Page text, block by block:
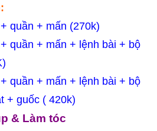
quần + mấn (270k)
quần + mấn + lệnh bài + bộ
quần + mấn + lệnh bài + bộ
+ guốc ( 420k)
& Làm tóc